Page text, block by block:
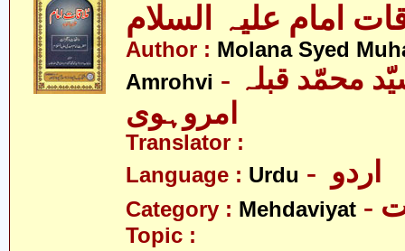
امام علیہ السلام
Author : Molana Syed
Amrohvi - مولانا سیّد محمّد قبلہ
امروہوی
Translator :
Language : Urdu
Category : Mehdaviyat
Topic :